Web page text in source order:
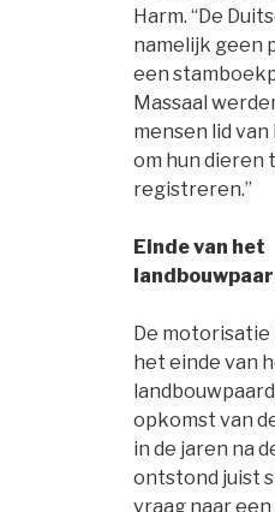
Harm. “De
namelijk geen
een
Massaal
mensen lid
om hun dieren
registreren.”
Einde van het
De
het einde van
opkomst van
in de jaren na
ontstond juist
vraag naar